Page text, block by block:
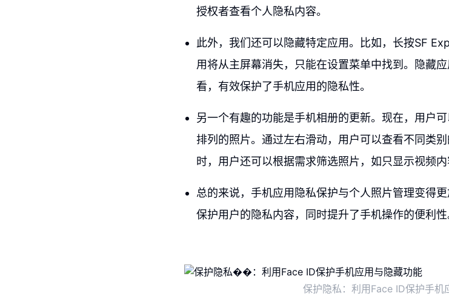
授权者查看个人隐私内容。
此外，我们还可以隐藏特定应用。比如，长按SF
用将从主屏幕消失，只能在设置菜单中找到。隐藏
看，有效保护了手机应用的隐私性。
另一个有趣的功能是手机相册的更新。现在，用户
排列的照片。通过左右滑动，用户可以查看不同类
时，用户还可以根据需求筛选照片，如只显示视频内
总的来说，手机应用隐私保护与个人照片管理变得
保护用户的隐私内容，同时提升了手机操作的便利性
保护隐私：利用Face ID保护手机